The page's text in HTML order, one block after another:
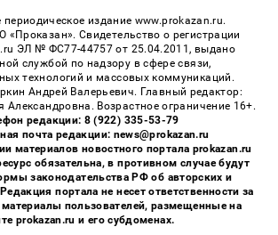
периодическое издание www.prokazan.ru.
«Проказан». Cвидетельство о регистрации
ЭЛ № ФС77-44757 от 25.04.2011, выдано
службой по надзору в сфере связи,
технологий и массовых коммуникаций.
Андрей Валерьевич. Главный редактор:
Александровна. Возрастное ограничение 16+.
редакции: 8 (922) 335-53-79
почта редакции: news@prokazan.ru
материалов новостного портала prokazan.ru
обязательна, в противном случае будут
законодательства РФ об авторских и
портала не несет ответственности за
пользователей, размещенные на
prokazan.ru и его субдоменах.